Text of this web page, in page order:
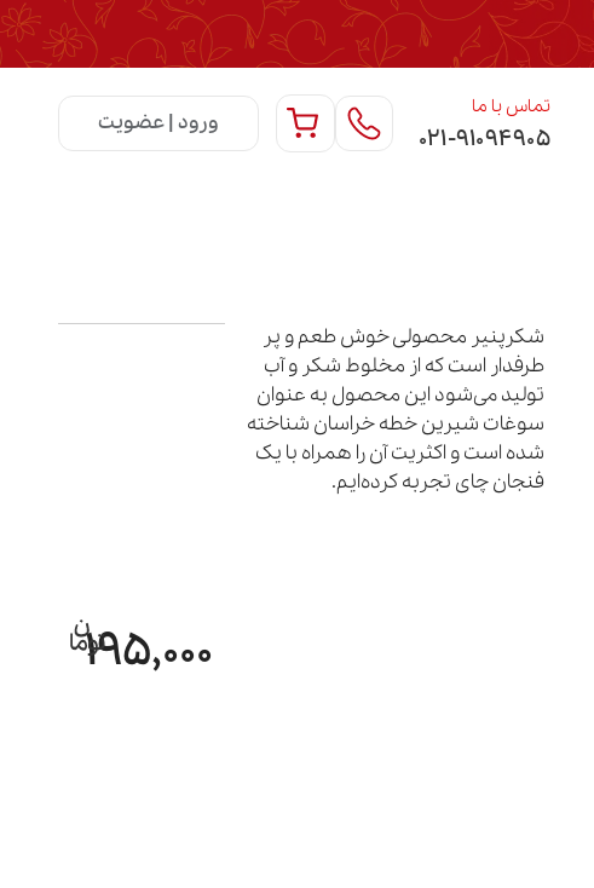
تماس با ما
۰۲۱-۹۱۰۹۴۹۰۵ ورود | عضویت
شکرپنیر محصولی خوش طعم و پر
طرفدار است که از مخلوط شکر و آب
تولید می‌شود این محصول به عنوان
سوغات شیرین خطه خراسان شناخته
شده است و اکثریت آن را همراه با یک
فنجان چای تجربه کرده‌ایم.
195,000